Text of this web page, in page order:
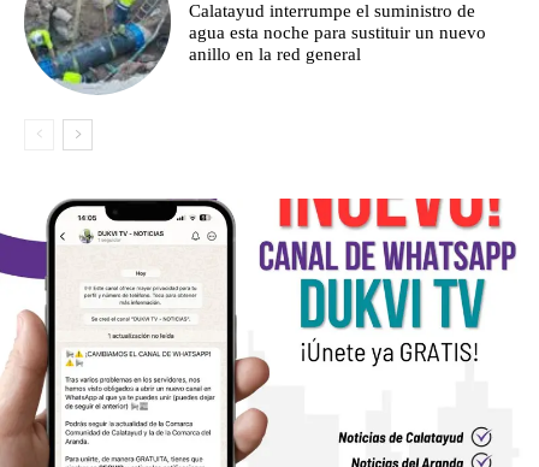
Calatayud interrumpe el suministro de
agua esta noche para sustituir un nuevo
anillo en la red general